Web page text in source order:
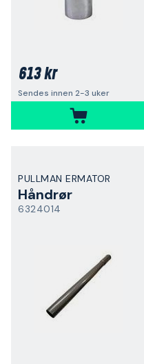
613 kr
Sendes innen 2-3 uker
PULLMAN ERMATOR
Håndrør
6324014